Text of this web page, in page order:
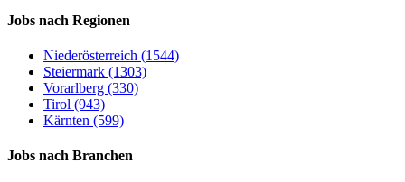
Jobs nach Regionen
Niederösterreich (1544)
Steiermark (1303)
Vorarlberg (330)
Tirol (943)
Kärnten (599)
Jobs nach Branchen